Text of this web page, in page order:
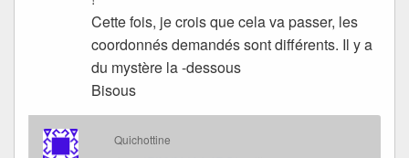
Cette fois, je crois que cela va passer, les
coordonnés demandés sont différents. Il y a
du mystère la -dessous
Bisous
Quichottine